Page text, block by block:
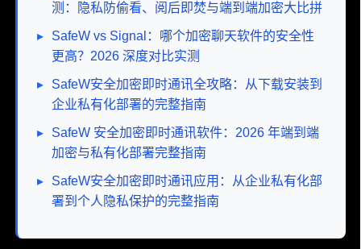
测：隐私防偷看、阅后即焚与端到端加密大比拼
▸
SafeW vs Signal：哪个加密聊天软件的安全性
更高？2026 深度对比实测
▸
SafeW安全加密即时通讯全攻略：从下载安装到
企业私有化部署的完整指南
▸
SafeW 安全加密即时通讯软件：2026 年端到端
加密与私有化部署完整指南
▸
SafeW安全加密即时通讯应用：从企业私有化部
署到个人隐私保护的完整指南